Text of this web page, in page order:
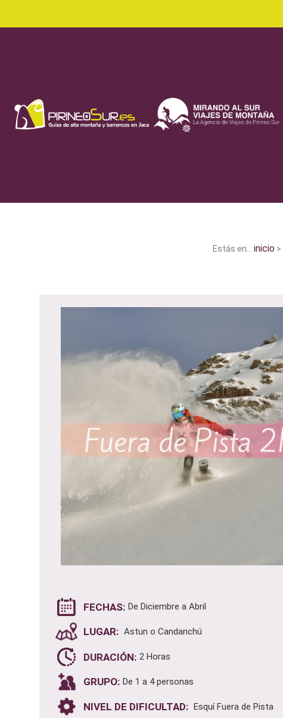
Estás en... inicio >
FECHAS: De Diciembre a Abril
LUGAR: Astun o Candanchú
DURACIÓN: 2 Horas
GRUPO: De 1 a 4 personas
NIVEL DE DIFICULTAD: Esquí Fuera de Pista